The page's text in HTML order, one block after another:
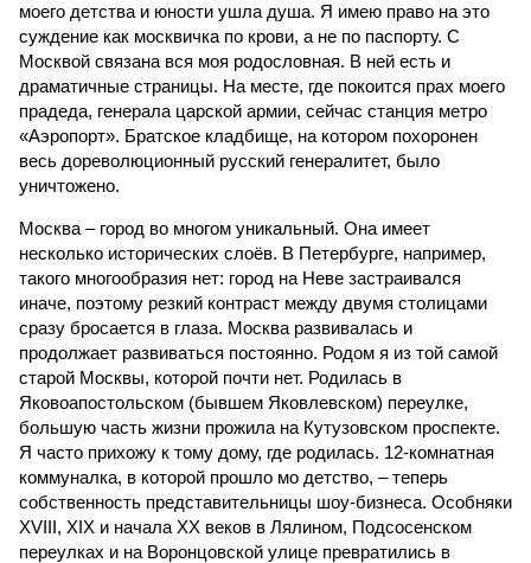
моего детства и юности ушла душа. Я имею право на это
суждение как москвичка по крови, а не по паспорту. С
Москвой связана вся моя родословная. В ней есть и
драматичные страницы. На месте, где покоится прах моего
прадеда, генерала царской армии, сейчас станция метро
«Аэропорт». Братское кладбище, на котором похоронен
весь дореволюционный русский генералитет, было
уничтожено.
Москва – город во многом уникальный. Она имеет
несколько исторических слоёв. В Петербурге, например,
такого многообразия нет: город на Неве застраивался
иначе, поэтому резкий контраст между двумя столицами
сразу бросается в глаза. Москва развивалась и
продолжает развиваться постоянно. Родом я из той самой
старой Москвы, которой почти нет. Родилась в
Яковоапостольском (бывшем Яковлевском) переулке,
большую часть жизни прожила на Кутузовском проспекте.
Я часто прихожу к тому дому, где родилась. 12-комнатная
коммуналка, в которой прошло мо детство, – теперь
собственность представительницы шоу-бизнеса. Особняки
XVIII, XIX и начала XX веков в Лялином, Подсосенском
переулках и на Воронцовской улице превратились в